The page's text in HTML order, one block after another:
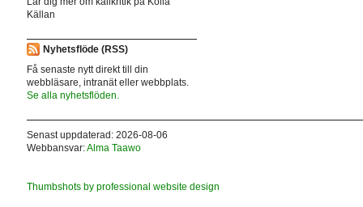
Källan
Nyhetsflöde (RSS)
Få senaste nytt direkt till din
webbläsare, intranät eller webbplats.
Se alla nyhetsflöden.
Senast uppdaterad: 2026-08-06
Webbansvar:Alma Taawo
Thumbshots by professional website design